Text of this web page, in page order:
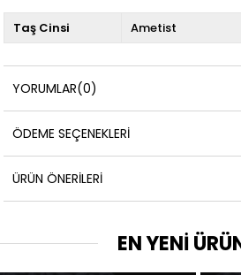
Taş Cinsi Ametist
YORUMLAR(0)
ÖDEME SEÇENEKLERI
ÜRÜN ÖNERILERI
EN YENİ